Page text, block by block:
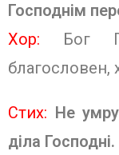
Господнім
Хор: Бог
благословен,
Стих: Не
діла Господні.